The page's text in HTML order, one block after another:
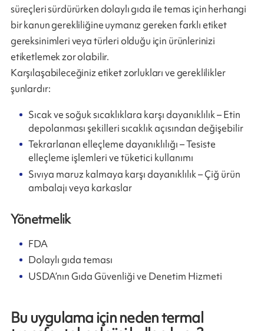
süreçleri sürdürürken dolaylı gıda ile temas için herhangi
bir kanun gerekliliğine uymanız gereken farklı etiket
gereksinimleri veya türleri olduğu için ürünlerinizi
etiketlemek zor olabilir.
Karşılaşabileceğiniz etiket zorlukları ve gereklilikler
şunlardır:
Sıcak ve soğuk sıcaklıklara karşı dayanıklılık – Etin
depolanması şekilleri sıcaklık açısından değişebilir
Tekrarlanan elleçleme dayanıklılığı – Tesiste
elleçleme işlemleri ve tüketici kullanımı
Sıvıya maruz kalmaya karşı dayanıklılık – Çiğ ürün
ambalajı veya karkaslar
Yönetmelik
FDA
Dolaylı gıda teması
USDA’nın Gıda Güvenliği ve Denetim Hizmeti
Bu uygulama için neden termal